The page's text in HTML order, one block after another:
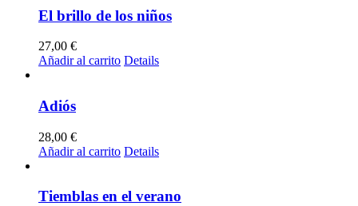
El brillo de los niños
27,00 €
Añadir al carrito Details
Adiós
28,00 €
Añadir al carrito Details
Tiemblas en el verano